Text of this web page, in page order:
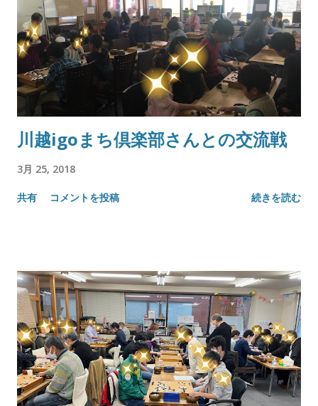
川越igoまち倶楽部さんとの交流戦
3月 25, 2018
共有 コメントを投稿 続きを読む